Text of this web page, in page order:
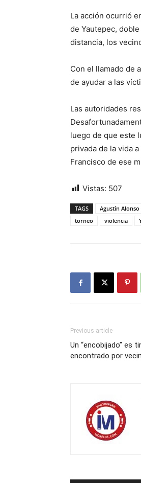
La acción ocurrió
de Yautepec,
distancia, los
Con el llamado de
de ayudar a las
Las autoridades
luego de que este
privada de la vida
Francisco de ese
Vistas: 507
TAGS Agustín Alonso
torneo
violencia
Previous article
Un “encobijado” es
encontrado por